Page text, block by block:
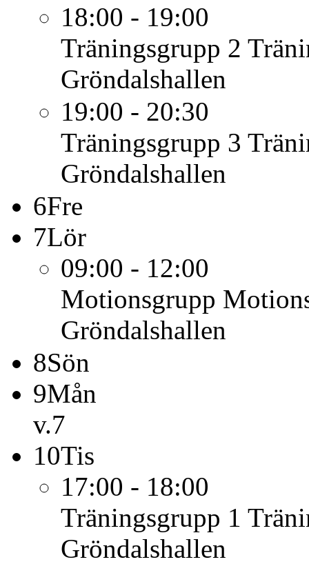
18:00 - 19:00
Träningsgrupp 2
Gröndalshallen
19:00 - 20:30
Träningsgrupp 3
Gröndalshallen
6Fre
7Lör
09:00 - 12:00
Motionsgrupp
Gröndalshallen
8Sön
9Mån
v.7
10Tis
17:00 - 18:00
Träningsgrupp 1
Gröndalshallen